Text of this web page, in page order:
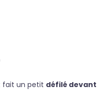
fait un petit défilé devant